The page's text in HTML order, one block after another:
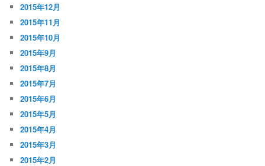
2015年12月
2015年11月
2015年10月
2015年9月
2015年8月
2015年7月
2015年6月
2015年5月
2015年4月
2015年3月
2015年2月